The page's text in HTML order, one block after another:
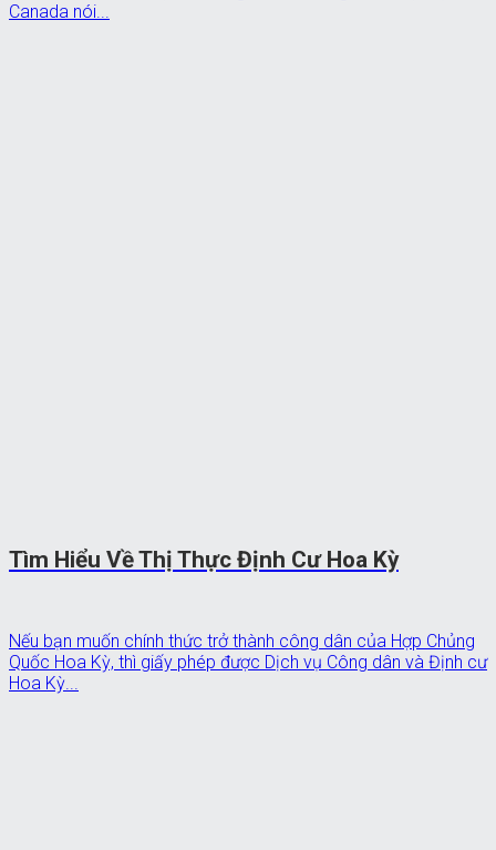
Canada nói...
Tìm Hiểu Về Thị Thực Định Cư Hoa Kỳ
Nếu bạn muốn chính thức trở thành công dân của Hợp Chủng
Quốc Hoa Kỳ, thì giấy phép được Dịch vụ Công dân và Định cư
Hoa Kỳ...